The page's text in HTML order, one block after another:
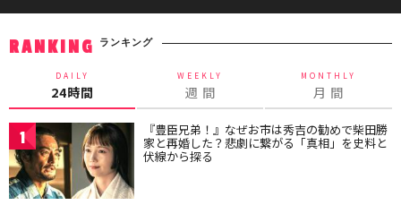
RANKING ランキング
DAILY
24時間
WEEKLY
週 間
MONTHLY
月 間
1 『豊臣兄弟！』なぜお市は秀吉の勧めで柴田勝
家と再婚した？悲劇に繋がる「真相」を史料と
伏線から探る